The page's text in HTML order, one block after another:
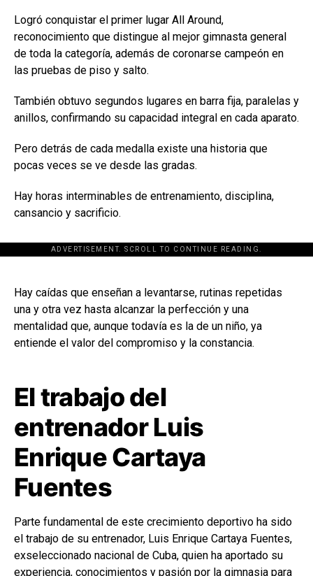
Logró conquistar el primer lugar All Around,
reconocimiento que distingue al mejor gimnasta general
de toda la categoría, además de coronarse campeón en
las pruebas de piso y salto.
También obtuvo segundos lugares en barra fija, paralelas y
anillos, confirmando su capacidad integral en cada aparato.
Pero detrás de cada medalla existe una historia que
pocas veces se ve desde las gradas.
Hay horas interminables de entrenamiento, disciplina,
cansancio y sacrificio.
ADVERTISEMENT. SCROLL TO CONTINUE READING.
[adsforwp id="243463"]
Hay caídas que enseñan a levantarse, rutinas repetidas
una y otra vez hasta alcanzar la perfección y una
mentalidad que, aunque todavía es la de un niño, ya
entiende el valor del compromiso y la constancia.
El trabajo del
entrenador Luis
Enrique Cartaya
Fuentes
Parte fundamental de este crecimiento deportivo ha sido
el trabajo de su entrenador, Luis Enrique Cartaya Fuentes,
exseleccionado nacional de Cuba, quien ha aportado su
experiencia, conocimientos y pasión por la gimnasia para